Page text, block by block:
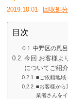
2019.10.01 回収処分
目次
中野区の風
今回 お客様よ
についてご紹介
■ご依頼地域
■お客様から
業者さんを